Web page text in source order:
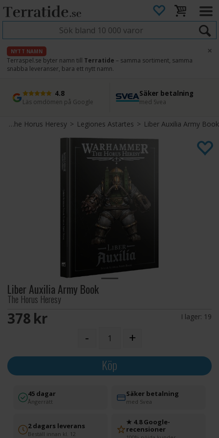
NYTT NAMN
Terraspel.se byter namn till Terratide – samma sortiment, samma
snabba leveranser, bara ett nytt namn.
×
4.8
Läs omdömen på Google
Säker betalning
med Svea
Snabb leverans
Direkt från lager
45 dagars ångerrätt
Enkel retur
The Horus Heresy> Legiones Astartes> Liber Auxilia Army Book
Liber Auxilia Army Book
The Horus Heresy
378 SEK I lager: 19
- +
Köp
45 dagar
Ångerrätt
Säker betalning
med Svea
2 dagars leverans
Beställ innan kl. 12
★ 4.8 Google-
recensioner